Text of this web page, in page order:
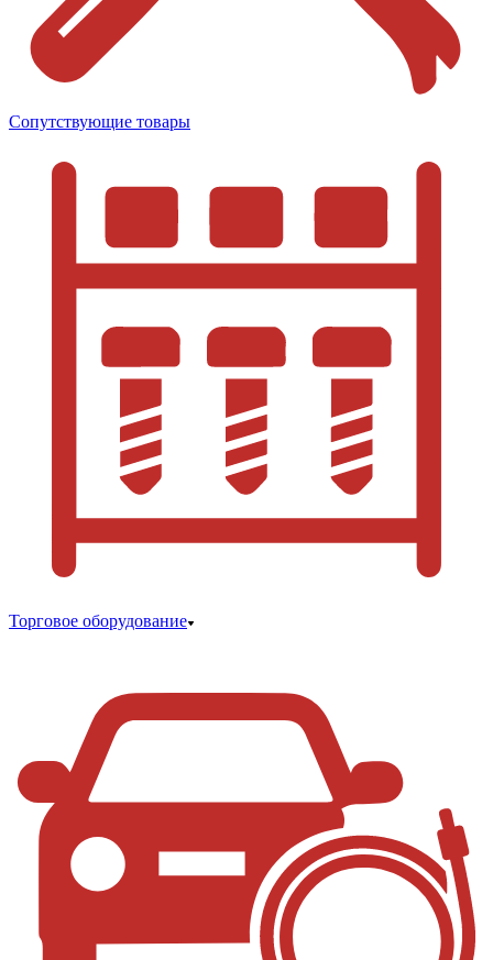
Сопутствующие товары
Торговое оборудование